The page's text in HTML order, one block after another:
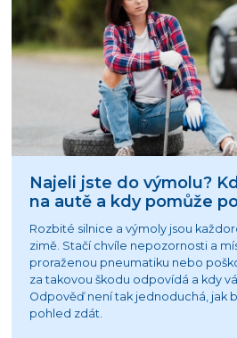
Najeli jste do výmolu?
na autě a kdy pomůže
Rozbité silnice a výmoly jsou
zimě. Stačí chvíle nepozornosti a
proraženou pneumatiku nebo
za takovou škodu odpovídá a kdy
Odpověď není tak jednoduchá, jak
pohled zdát.